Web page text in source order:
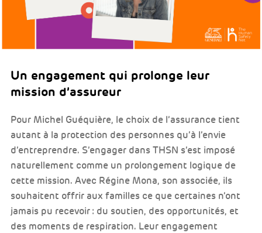
Un engagement qui prolonge leur
mission d’assureur
Pour Michel Guéquière, le choix de l’assurance tient
autant à la protection des personnes qu’à l’envie
d’entreprendre. S’engager dans THSN s’est imposé
naturellement comme un prolongement logique de
cette mission. Avec Régine Mona, son associée, ils
souhaitent offrir aux familles ce que certaines n’ont
jamais pu recevoir : du soutien, des opportunités, et
des moments de respiration. Leur engagement